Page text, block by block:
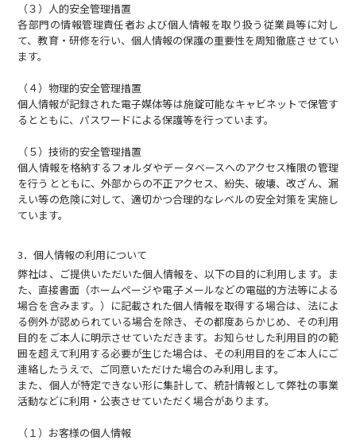
（３）人的安全管理措置
各部門の情報管理責任者および個人情報を取り扱う従業員等に対し
て、教育・研修を行い、個人情報の保護の重要性を周知徹底させてい
ます。
（４）物理的安全管理措置
個人情報が記録された電子媒体等は施錠可能なキャビネットで保管す
るとともに、パスワードによる保護等を行っています。
（５）技術的安全管理措置
個人情報を格納するフォルダやデータベースへのアクセス権限の管理
を行うとともに、外部からの不正アクセス、紛失、破壊、改ざん、漏
えい等の危険に対して、適切かつ合理的なレベルの安全対策を実施し
ています。
3．個人情報の利用について
弊社は、ご提供いただいた個人情報を、以下の目的に利用します。ま
た、直接書面（ホームページや電子メールなどの電磁的方法等による
場合を含みます。）に記載された個人情報を取得する場合は、法によ
る例外が認められている場合を除き、その都度あらかじめ、その利用
目的をご本人に明示させていただきます。お知らせした利用目的の範
囲を超えて利用する必要が生じた場合は、その利用目的をご本人にご
連絡したうえで、ご同意いただけた場合のみ利用します。
また、個人が特定できない形に集計して、統計情報として弊社の事業
活動などに利用・公表させていただく場合があります。
（１）お客様の個人情報